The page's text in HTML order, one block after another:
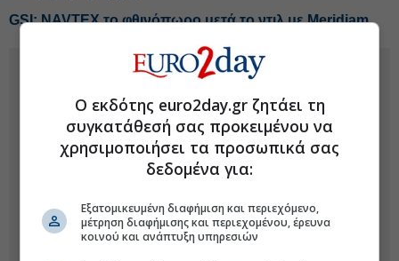
GSI: NAVTEX το φθινόπωρο μετά το ντιλ με Meridiam
Ο εκδότης euro2day.gr ζητάει τη
συγκατάθεσή σας προκειμένου να
χρησιμοποιήσει τα προσωπικά σας
δεδομένα για:
Εξατομικευμένη διαφήμιση και περιεχόμενο,
μέτρηση διαφήμισης και περιεχομένου, έρευνα
κοινού και ανάπτυξη υπηρεσιών